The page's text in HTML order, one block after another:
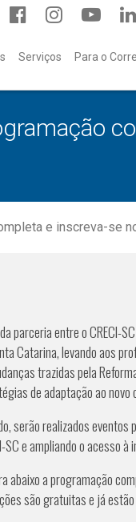
Serviços Para o
e inscreva-se
parceria entre o CRECI-
Catarina, levando aos
trazidas pela
de adaptação ao
serão realizados
SC e ampliando o acesso
abaixo a programação
são gratuitas e já